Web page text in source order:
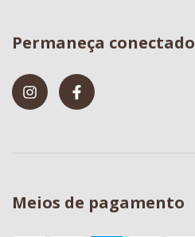
Permaneça conectado
Meios de pagamento